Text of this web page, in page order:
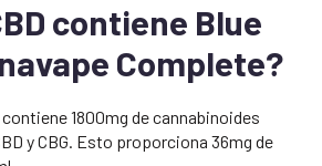
contiene Blue
Complete?
1800mg de cannabinoides
y CBG. Esto proporciona 36mg de